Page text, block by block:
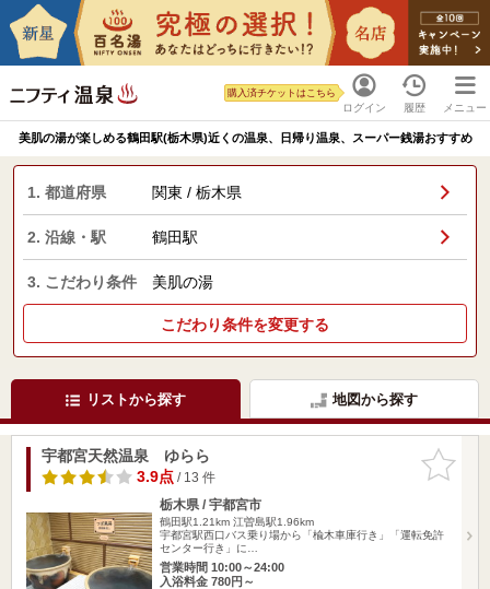
ログイン
購入済チケットはこちら
履歴 メニュー
美肌の湯が楽しめる鶴田駅(栃木県)近くの温泉、日帰り温泉、スーパー銭湯おすすめ
1. 都道府県 関東 / 栃木県
2. 沿線・駅 鶴田駅
3. こだわり条件 美肌の湯
こだわり条件を変更する
リストから探す 地図から探す
お気に入
りに追加
宇都宮天然温泉 ゆらら
3.9点/ 13 件
栃木県 / 宇都宮市
鶴田駅1.21km 江曽島駅1.96km
宇都宮駅西口バス乗り場から「楡木車庫行き」「運転免許
センター行き」に…
営業時間 10:00～24:00
入浴料金 780円～